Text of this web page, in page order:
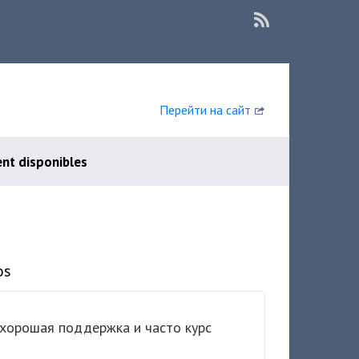
Перейти на сайт
disponibles
поддержка и часто курс